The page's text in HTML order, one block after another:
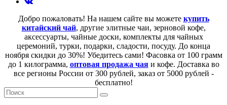
Добро пожаловать! На нашем сайте вы можете купить
китайский чай, другие элитные чаи, зерновой кофе,
аксессуарты, чайные доски, комплекты для чайных
церемоний, турки, подарки, сладости, посуду. До конца
ноября скидки до 30%! Убедитесь сами! Фасовка от 100 грамм
до 1 килограмма, оптовая продажа чаяи кофе. Доставка во
все регионы России от 300 рублей, заказ от 5000 рублей -
бесплатно!